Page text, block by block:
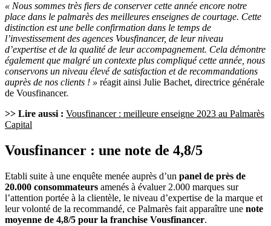
« Nous sommes très fiers de conserver cette année encore notre
place dans le palmarès des meilleures enseignes de courtage. Cette
distinction est une belle confirmation dans le temps de
l’investissement des agences Vousfinancer, de leur niveau
d’expertise et de la qualité de leur accompagnement. Cela démontre
également que malgré un contexte plus compliqué cette année, nous
conservons un niveau élevé de satisfaction et de recommandations
auprès de nos clients ! » réagit ainsi Julie Bachet, directrice générale
de Vousfinancer.
>> Lire aussi : Vousfinancer : meilleure enseigne 2023 au Palmarès
Capital
Vousfinancer : une note de 4,8/5
Etabli suite à une enquête menée auprès d’un panel de près de
20.000 consommateurs amenés à évaluer 2.000 marques sur
l’attention portée à la clientèle, le niveau d’expertise de la marque et
leur volonté de la recommandé, ce Palmarès fait apparaître une note
moyenne de 4,8/5 pour la franchise Vousfinancer.